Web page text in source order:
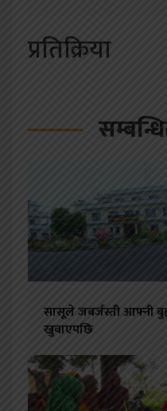
प्रतिक्रिया
सासूले जबर्जस्ती आफ्नी
खुवाएपछि